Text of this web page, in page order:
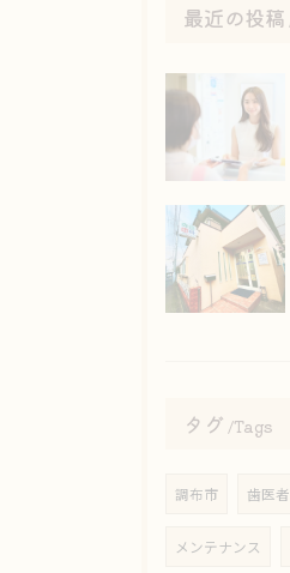
最近の投稿
タグ Tags
調布市 歯医者
メンテナンス